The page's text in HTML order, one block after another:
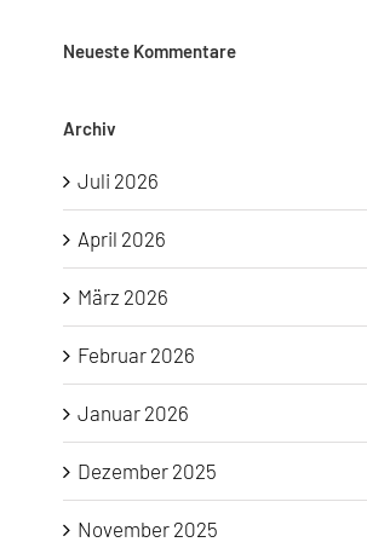
Neueste Kommentare
Archiv
Juli 2026
April 2026
März 2026
Februar 2026
Januar 2026
Dezember 2025
November 2025